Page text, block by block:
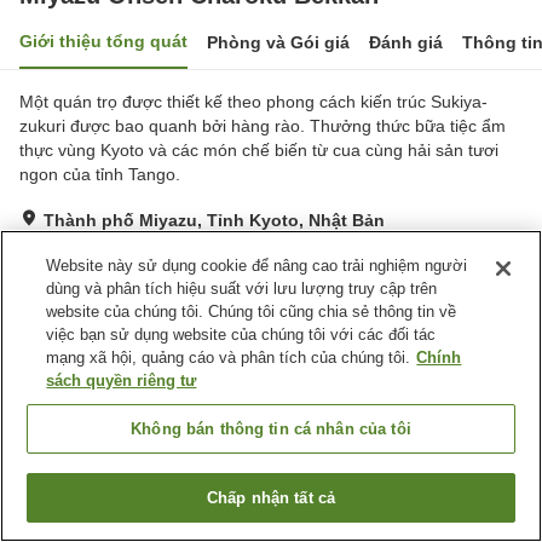
Giới thiệu tổng quát Phòng và Gói giá Đánh giá Thông
Một quán trọ được thiết kế theo phong cách kiến ​​trúc Sukiya-
zukuri được bao quanh bởi hàng rào. Thưởng thức bữa tiệc ẩm
thực vùng Kyoto và các món chế biến từ cua cùng hải sản tươi
ngon của tỉnh Tango.
Thành phố Miyazu, Tỉnh Kyoto, Nhật Bản
Tuyệt vời Đánh giá:78lượt
Tiện nghi chỗ nghỉ
Nhà hàng
Trang chủ Nhật Bản Tỉnh Kyoto
Thành phố Miyazu
Miyazu Onsen Charoku BekkanTìm phòng trống
Website này sử dụng cookie để nâng cao trải nghiệm người
dùng và phân tích hiệu suất với lưu lượng truy cập trên
website của chúng tôi. Chúng tôi cũng chia sẻ thông tin về
việc bạn sử dụng website của chúng tôi với các đối tác
mạng xã hội, quảng cáo và phân tích của chúng tôi. Chính
sách quyền riêng tư
Không bán thông tin cá nhân của tôi
Chấp nhận tất cả